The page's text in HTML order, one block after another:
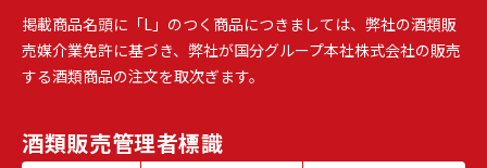
掲載商品名頭に「L」のつく商品につきましては、弊社の酒類販
売媒介業免許に基づき、弊社が国分グループ本社株式会社の販売
する酒類商品の注文を取次ぎます。
酒類販売管理者標識